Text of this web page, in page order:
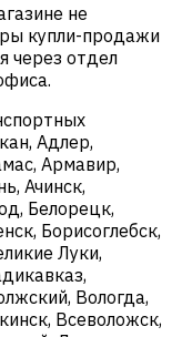
не
купли-продажи
через отдел
Адлер,
Армавир,
Ачинск,
Белорецк,
Борисоглебск,
Луки,
Вологда,
Всеволожск,